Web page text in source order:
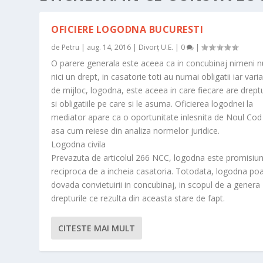
OFICIERE LOGODNA BUCURESTI
de Petru | aug. 14, 2016 | Divorț U.E. | 0 |
O parere generala este aceea ca in concubinaj nimeni
nici un drept, in casatorie toti au numai obligatii iar
de mijloc, logodna, este aceea in care fiecare are
si obligatiile pe care si le asuma. Oficierea logodnei la
mediator apare ca o oportunitate inlesnita de Noul Cod
asa cum reiese din analiza normelor juridice.
Logodna civila
Prevazuta de articolul 266 NCC, logodna este
reciproca de a incheia casatoria. Totodata, logodna
dovada convietuirii in concubinaj, in scopul de a genera
drepturile ce rezulta din aceasta stare de fapt.
CITESTE MAI MULT